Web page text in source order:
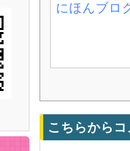
にほんブロ
こちらから